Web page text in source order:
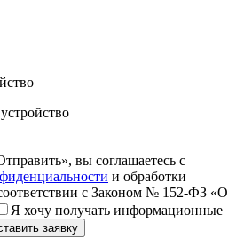
вы соглашаетесь с
и обработки
с Законом № 152-ФЗ «О
Я хочу получать информационные
заявку